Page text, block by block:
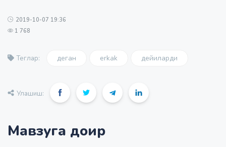
2019-10-07 19:36
1 768
Теглар: деган erkak дейиларди
Улашиш:
Мавзуга доир